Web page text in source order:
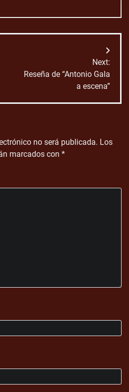
Next:
Reseña de “Antonio Gala
a escena”
no será publicada. Los
marcados con *